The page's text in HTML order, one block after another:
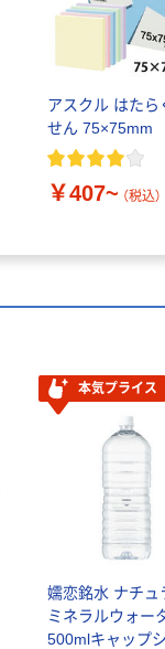
アスクル はたら
せん 75×75mm
￥407~ （税込）
本気プライス
嬬恋銘水 ナチュ
ミネラルウォー
500mlキャップシ